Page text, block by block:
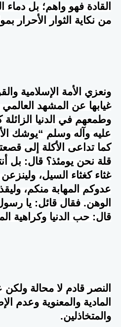
القادة فهو واهم؛ بل دماء
من نكاية الثوار الأحرار
ونعزي الأمة الإسلامية
غيابها عن المشهد
وطمعهم في الدنيا
عليه وآله وسلم “يوشك
كما تداعى الأكلة إلى
قلة نحن يومئذ؟ قال: بل
غثاء كغثاء السيل،
عدوكم المهابة منكم،
الوهن. فقال قائل: يا
قال: حب الدنيا وكراهية
النصر قادم لا محالة ولكن
المادية والمعنوية وعدم
والمتخاذلين.